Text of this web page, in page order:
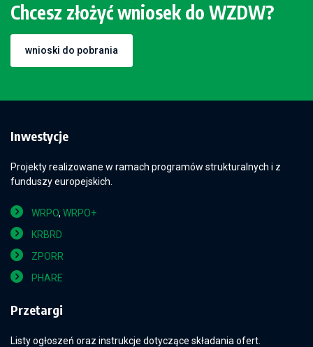
Chcesz złożyć wniosek do WZDW?
wnioski do pobrania
Inwestycje
Projekty realizowane w ramach programów strukturalnych i z
funduszy europejskich.
WRPO, WRPO+
KRBRD
ZPORR
PHARE
Przetargi
Listy ogłoszeń oraz instrukcje dotyczące składania ofert.